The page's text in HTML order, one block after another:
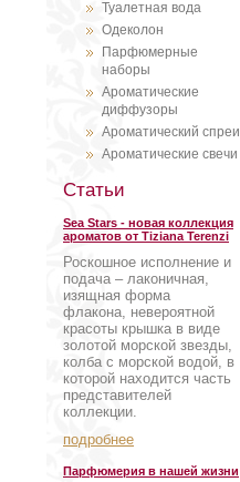
Туалетная вода
Одеколон
Парфюмерные
наборы
Ароматические
диффузоры
Ароматический спреи
Ароматические свечи
Статьи
Sea Stars - новая коллекция
ароматов от Tiziana Terenzi
Роскошное исполнение и
подача – лаконичная,
изящная форма
флакона, невероятной
красоты крышка в виде
золотой морской звезды,
колба с морской водой, в
которой находится часть
представителей
коллекции.
подробнее
Парфюмерия в нашей жизни